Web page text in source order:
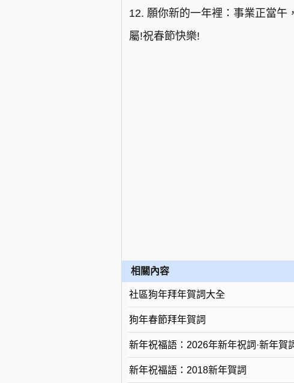
12. 願你新的一年裡：事業正當午
屬!祝春節快樂!
相關內容
社區狗年拜年賀詞大全
狗年春節拜年賀詞
新年祝福語：2026年新年祝詞·新年賀
新年祝福語：2018新年賀詞